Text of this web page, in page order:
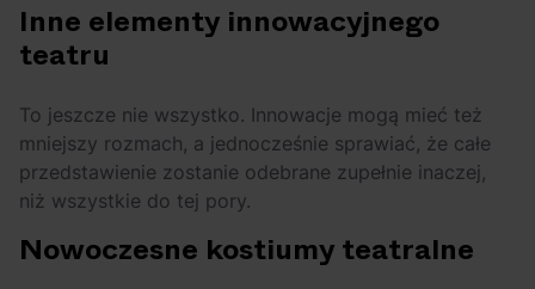
Inne elementy innowacyjnego
teatru
To jeszcze nie wszystko. Innowacje mogą mieć też
mniejszy rozmach, a jednocześnie sprawiać, że całe
przedstawienie zostanie odebrane zupełnie inaczej,
niż wszystkie do tej pory.
Nowoczesne kostiumy teatralne